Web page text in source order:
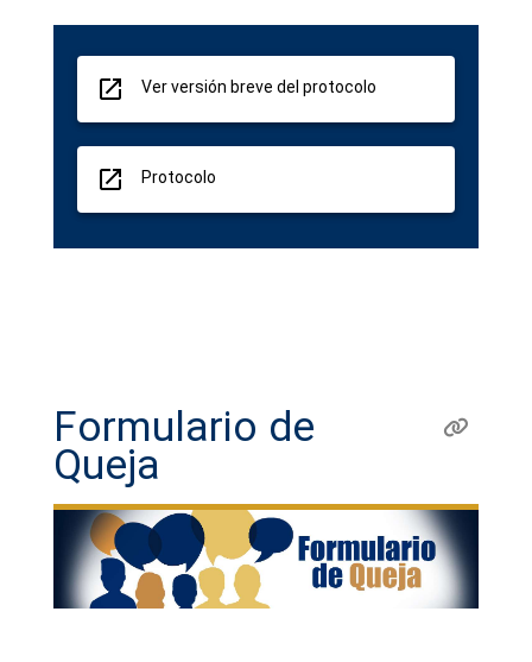
launch Ver versión breve del protocolo
launch Protocolo
Formulario de
Queja